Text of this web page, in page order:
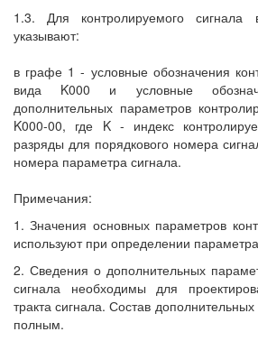
1.3. Для контролируемого
указывают:
в графе 1 - условные обозначения
вида K000 и условные
дополнительных параметров
K000-00, где K - индекс
разряды для порядкового номера
номера параметра сигнала.
Примечания:
1. Значения основных параметров
используют при определении
2. Сведения о дополнительных
сигнала необходимы для
тракта сигнала. Состав
полным.